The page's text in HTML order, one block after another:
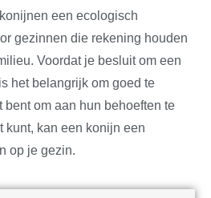
een ecologisch
gezinnen die rekening houden
Voordat je besluit om een
het belangrijk om goed te
om aan hun behoeften te
kunt, kan een konijn een
op je gezin.